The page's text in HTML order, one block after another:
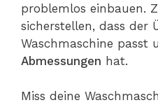
problemlos einbauen.
sicherstellen, dass der
Waschmaschine passt
Abmessungen hat.
Miss deine